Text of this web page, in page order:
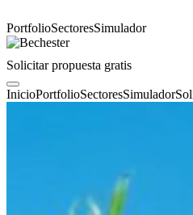
PortfolioSectoresSimulador
Solicitar propuesta gratis
InicioPortfolioSectoresSimulador